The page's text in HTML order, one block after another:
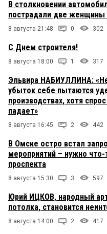
В столкновении
пострадали две женщины
8 августа 21:48 0 302
С Днем строителя!
8 августа 18:00 1 317
Эльвира НАБИУЛЛИНА:
убыток себе пытаются
производствах, хотя
падает»
8 августа 16:45 2 442
В Омске остро встал
мероприятий – нужно
проспекта
8 августа 15:30 3 597
Юрий ИЦКОВ, народный
потолка, становится
8 августа 14:00 2 417